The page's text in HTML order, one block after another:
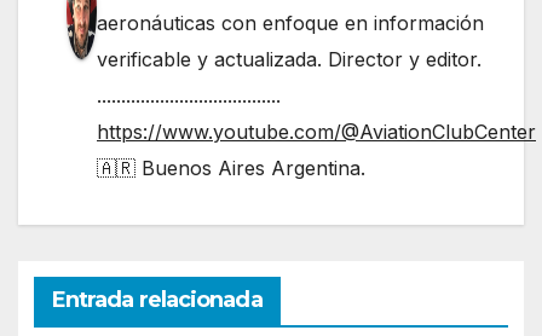
aeronáuticas con enfoque en información
verificable y actualizada. Director y editor.
......................................
https://www.youtube.com/@AviationClubCenter
🇦🇷 Buenos Aires Argentina.
Entrada relacionada